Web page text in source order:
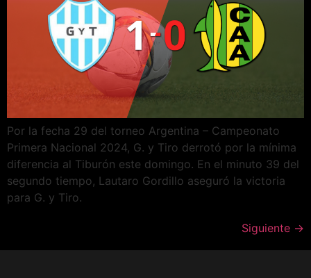
Por la fecha 29 del torneo Argentina – Campeonato
Primera Nacional 2024, G. y Tiro derrotó por la mínima
diferencia al Tiburón este domingo. En el minuto 39 del
segundo tiempo, Lautaro Gordillo aseguró la victoria
para G. y Tiro.
Siguiente →